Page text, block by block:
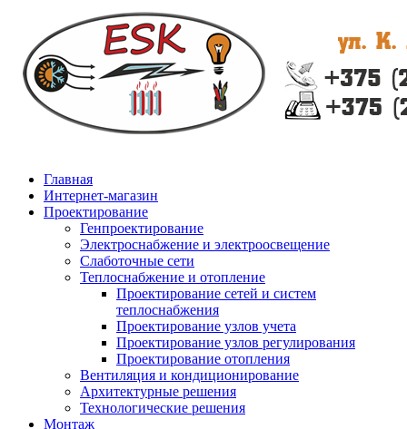
Главная
Интернет-магазин
Проектирование
Генпроектирование
Электроснабжение и электроосвещение
Слаботочные сети
Теплоснабжение и отопление
Проектирование сетей и систем
теплоснабжения
Проектирование узлов учета
Проектирование узлов регулирования
Проектирование отопления
Вентиляция и кондиционирование
Архитектурные решения
Технологические решения
Монтаж